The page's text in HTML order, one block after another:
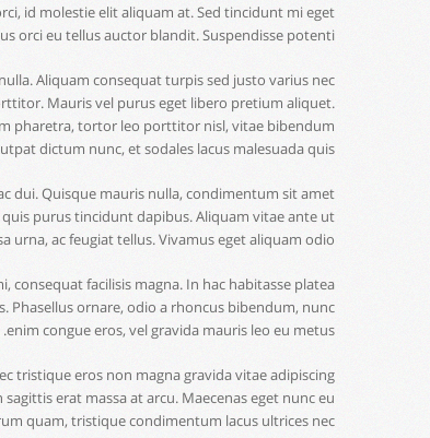
id molestie elit aliquam at. Sed tincidunt mi eget
orci eu tellus auctor blandit. Suspendisse potenti.
Aliquam consequat turpis sed justo varius nec
Mauris vel purus eget libero pretium aliquet.
pharetra, tortor leo porttitor nisl, vitae bibendum
dictum nunc, et sodales lacus malesuada quis.
dui. Quisque mauris nulla, condimentum sit amet
purus tincidunt dapibus. Aliquam vitae ante ut
ac feugiat tellus. Vivamus eget aliquam odio.
consequat facilisis magna. In hac habitasse platea
Phasellus ornare, odio a rhoncus bibendum, nunc
enim congue eros, vel gravida mauris leo eu metus.
tristique eros non magna gravida vitae adipiscing
erat massa at arcu. Maecenas eget nunc eu
quam, tristique condimentum lacus ultrices nec.